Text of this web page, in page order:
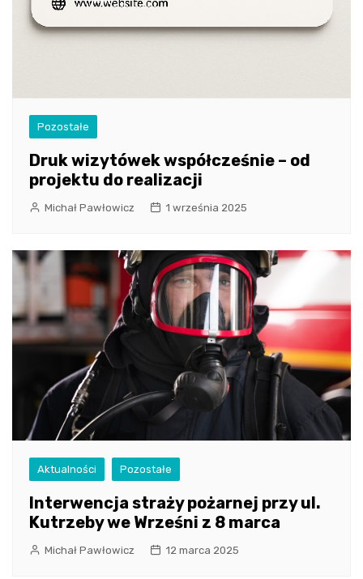
Pozostałe
Druk wizytówek współcześnie – od
projektu do realizacji
Michał Pawłowicz 1 września 2025
Aktualności Pozostałe
Interwencja straży pożarnej przy ul.
Kutrzeby we Wrześni z 8 marca
Michał Pawłowicz 12 marca 2025